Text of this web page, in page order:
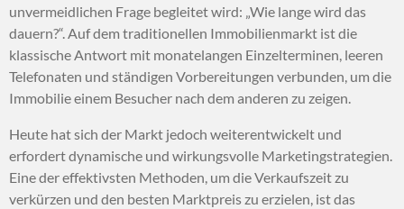
unvermeidlichen Frage begleitet wird: „Wie lange wird das
dauern?“. Auf dem traditionellen Immobilienmarkt ist die
klassische Antwort mit monatelangen Einzelterminen, leeren
Telefonaten und ständigen Vorbereitungen verbunden, um die
Immobilie einem Besucher nach dem anderen zu zeigen.
Heute hat sich der Markt jedoch weiterentwickelt und
erfordert dynamische und wirkungsvolle Marketingstrategien.
Eine der effektivsten Methoden, um die Verkaufszeit zu
verkürzen und den besten Marktpreis zu erzielen, ist das